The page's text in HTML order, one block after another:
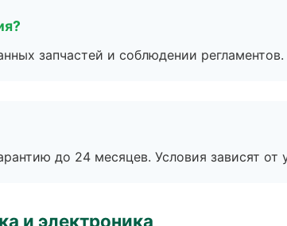
запчастей и соблюдении регламентов.
до 24 месяцев. Условия зависят от
и электроника